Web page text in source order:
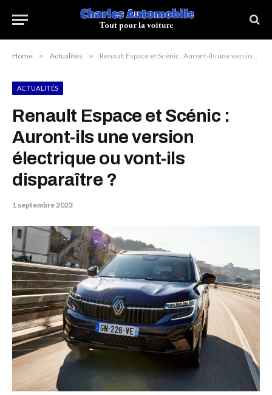
Home » Actualités » Renault Espace et Scénic : Auront-ils une version électrique ou vont-ils disparaître ?
ACTUALITÉS
Renault Espace et Scénic :
Auront-ils une version
électrique ou vont-ils
disparaître ?
1 septembre 2023